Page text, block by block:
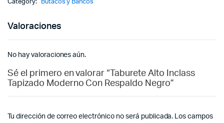
Category: Butacos y Bancos
Valoraciones
No hay valoraciones aún.
Sé el primero en valorar “Taburete Alto Inclass
Tapizado Moderno Con Respaldo Negro”
Tu dirección de correo electrónico no será publicada. Los campos